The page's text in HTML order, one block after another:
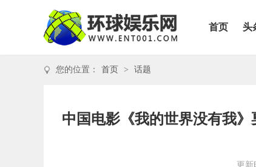
首页 头
您的位置： 首页 > 话题
中国电影《我的世界没有我
更新